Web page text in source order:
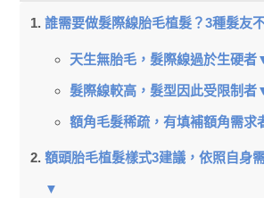
誰需要做髮際線胎毛植髮？3種髮友
天生無胎毛，髮際線過於生硬者
髮際線較高，髮型因此受限制者
額角毛髮稀疏，有填補額角需求
額頭胎毛植髮樣式3建議，依照自身
▼